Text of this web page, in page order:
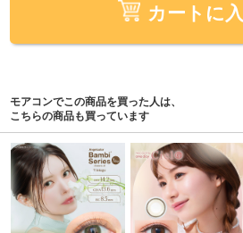
カートに
モアコンでこの商品を買った人は、
こちらの商品も買っています